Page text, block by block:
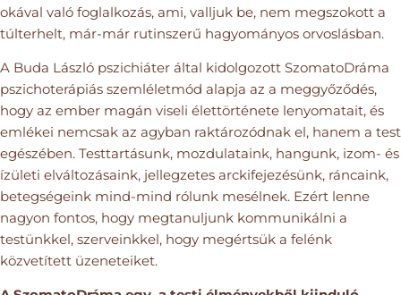
okával való foglalkozás, ami, valljuk be, nem megszokott a
túlterhelt, már-már rutinszerű hagyományos orvoslásban.
A Buda László pszichiáter által kidolgozott SzomatoDráma
pszichoterápiás szemléletmód alapja az a meggyőződés,
hogy az ember magán viseli élettörténete lenyomatait, és
emlékei nemcsak az agyban raktározódnak el, hanem a test
egészében. Testtartásunk, mozdulataink, hangunk, izom- és
ízületi elváltozásaink, jellegzetes arckifejezésünk, ráncaink,
betegségeink mind-mind rólunk mesélnek. Ezért lenne
nagyon fontos, hogy megtanuljunk kommunikálni a
testünkkel, szerveinkkel, hogy megértsük a felénk
közvetített üzeneteiket.